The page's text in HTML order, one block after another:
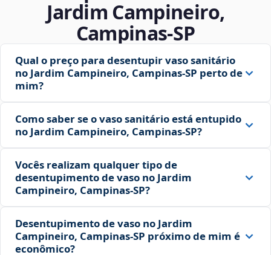
Jardim Campineiro,
Campinas‑SP
Qual o preço para desentupir vaso sanitário
no Jardim Campineiro, Campinas‑SP perto de
mim?
Como saber se o vaso sanitário está entupido
no Jardim Campineiro, Campinas‑SP?
Vocês realizam qualquer tipo de
desentupimento de vaso no Jardim
Campineiro, Campinas‑SP?
Desentupimento de vaso no Jardim
Campineiro, Campinas‑SP próximo de mim é
econômico?